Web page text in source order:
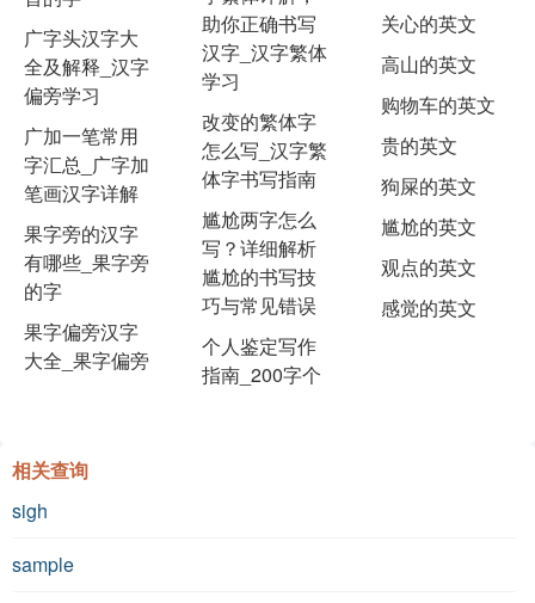
广字头汉字大
全及解释_汉字
偏旁学习
广加一笔常用
字汇总_广字加
笔画汉字详解
果字旁的汉字
有哪些_果字旁
的字
果字偏旁汉字
大全_果字偏旁
助你正确书写
汉字_汉字繁体
学习
改变的繁体字
怎么写_汉字繁
体字书写指南
尴尬两字怎么
写？详细解析
尴尬的书写技
巧与常见错误
个人鉴定写作
指南_200字个
关心的英文
高山的英文
购物车的英文
贵的英文
狗屎的英文
尴尬的英文
观点的英文
感觉的英文
相关查询
sigh
sample